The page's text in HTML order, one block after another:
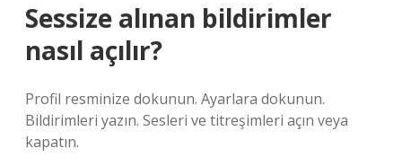
Sessize alınan bildirimler
nasıl açılır?
Profil resminize dokunun. Ayarlara dokunun.
Bildirimleri yazın. Sesleri ve titreşimleri açın veya
kapatın.